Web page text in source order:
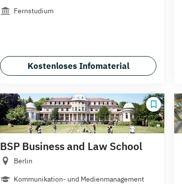
Fernstudium
Kostenloses Infomaterial
BSP Business and Law School
Berlin
Kommunikation- und Medienmanagement